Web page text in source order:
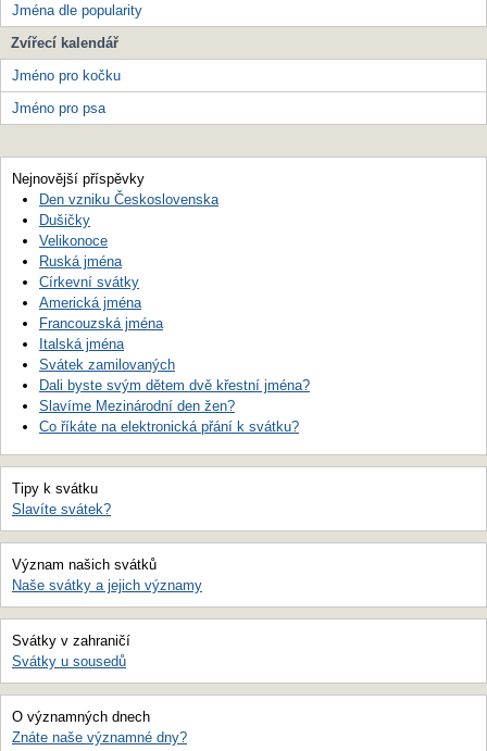
Jména dle popularity
Zvířecí kalendář
Jméno pro kočku
Jméno pro psa
Nejnovější příspěvky
Den vzniku Československa
Dušičky
Velikonoce
Ruská jména
Církevní svátky
Americká jména
Francouzská jména
Italská jména
Svátek zamilovaných
Dali byste svým dětem dvě křestní jména?
Slavíme Mezinárodní den žen?
Co říkáte na elektronická přání k svátku?
Tipy k svátku
Slavíte svátek?
Význam našich svátků
Naše svátky a jejich významy
Svátky v zahraničí
Svátky u sousedů
O významných dnech
Znáte naše významné dny?